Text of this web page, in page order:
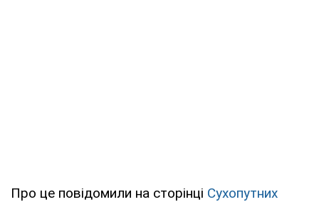
Про це повідомили на сторінці Сухопутних